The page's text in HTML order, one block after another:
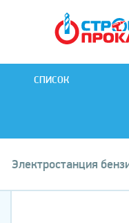
СПИСОК
Электростанция